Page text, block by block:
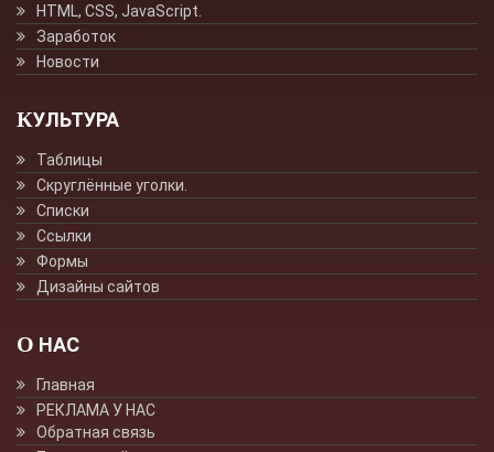
HTML, CSS, JavaScript.
Заработок
Новости
КУЛЬТУРА
Таблицы
Скруглённые уголки.
Списки
Ссылки
Формы
Дизайны сайтов
О НАС
Главная
РЕКЛАМА У НАС
Обратная связь